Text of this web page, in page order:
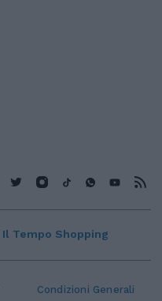
Condizioni Generali
Il Tempo Shopping